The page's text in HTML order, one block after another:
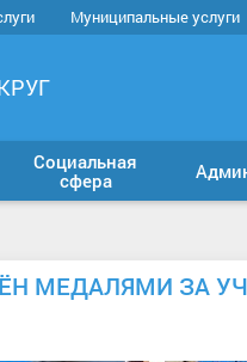
Муниципальные услуги
Социальная
сфера
МЕДАЛЯМИ ЗА